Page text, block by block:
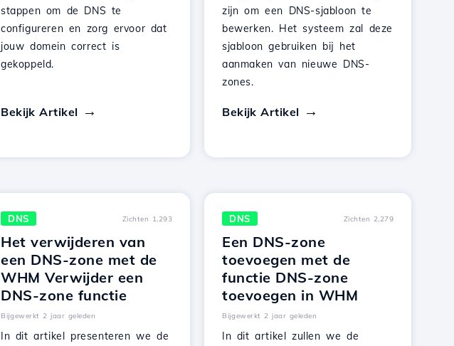
stappen om de DNS te
configureren en zorg ervoor dat
jouw domein correct is
gekoppeld.
Bekijk Artikel
zijn om een DNS-sjabloon te
bewerken. Het systeem zal deze
sjabloon gebruiken bij het
aanmaken van nieuwe DNS-
zones.
Bekijk Artikel
DNS Zichten 1,293
Het verwijderen van
een DNS-zone met de
WHM Verwijder een
DNS-zone functie
Bijgewerkt 2 jaar geleden
In dit artikel presenteren we de
DNS Zichten 2,279
Een DNS-zone
toevoegen met de
functie DNS-zone
toevoegen in WHM
Bijgewerkt 2 jaar geleden
In dit artikel zullen we de